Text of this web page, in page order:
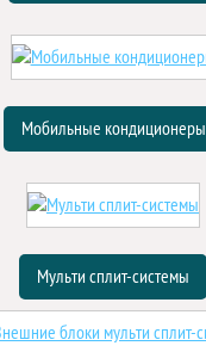
Мобильные кондиционеры
Мульти сплит-системы